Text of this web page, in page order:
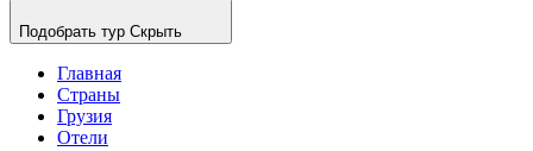
Подобрать тур Скрыть
Главная
Страны
Грузия
Отели